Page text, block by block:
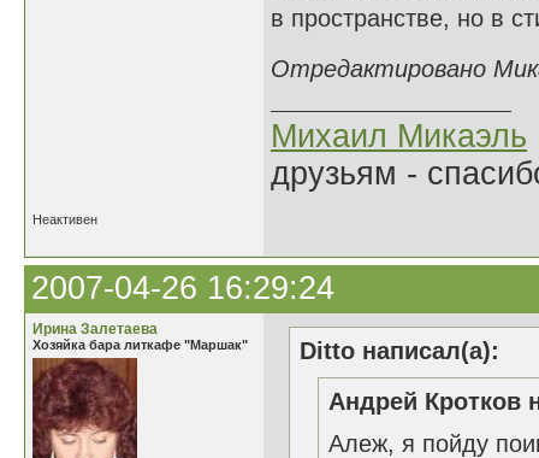
в пространстве, но в
Отредактировано
Михаил Микаэль
друзьям -
Неактивен
2007-04-26 16:29:24
Ирина Залетаева
Хозяйка бара литкафе "Маршак"
Ditto написал(а):
Андрей Кротков
Алеж, я пойду